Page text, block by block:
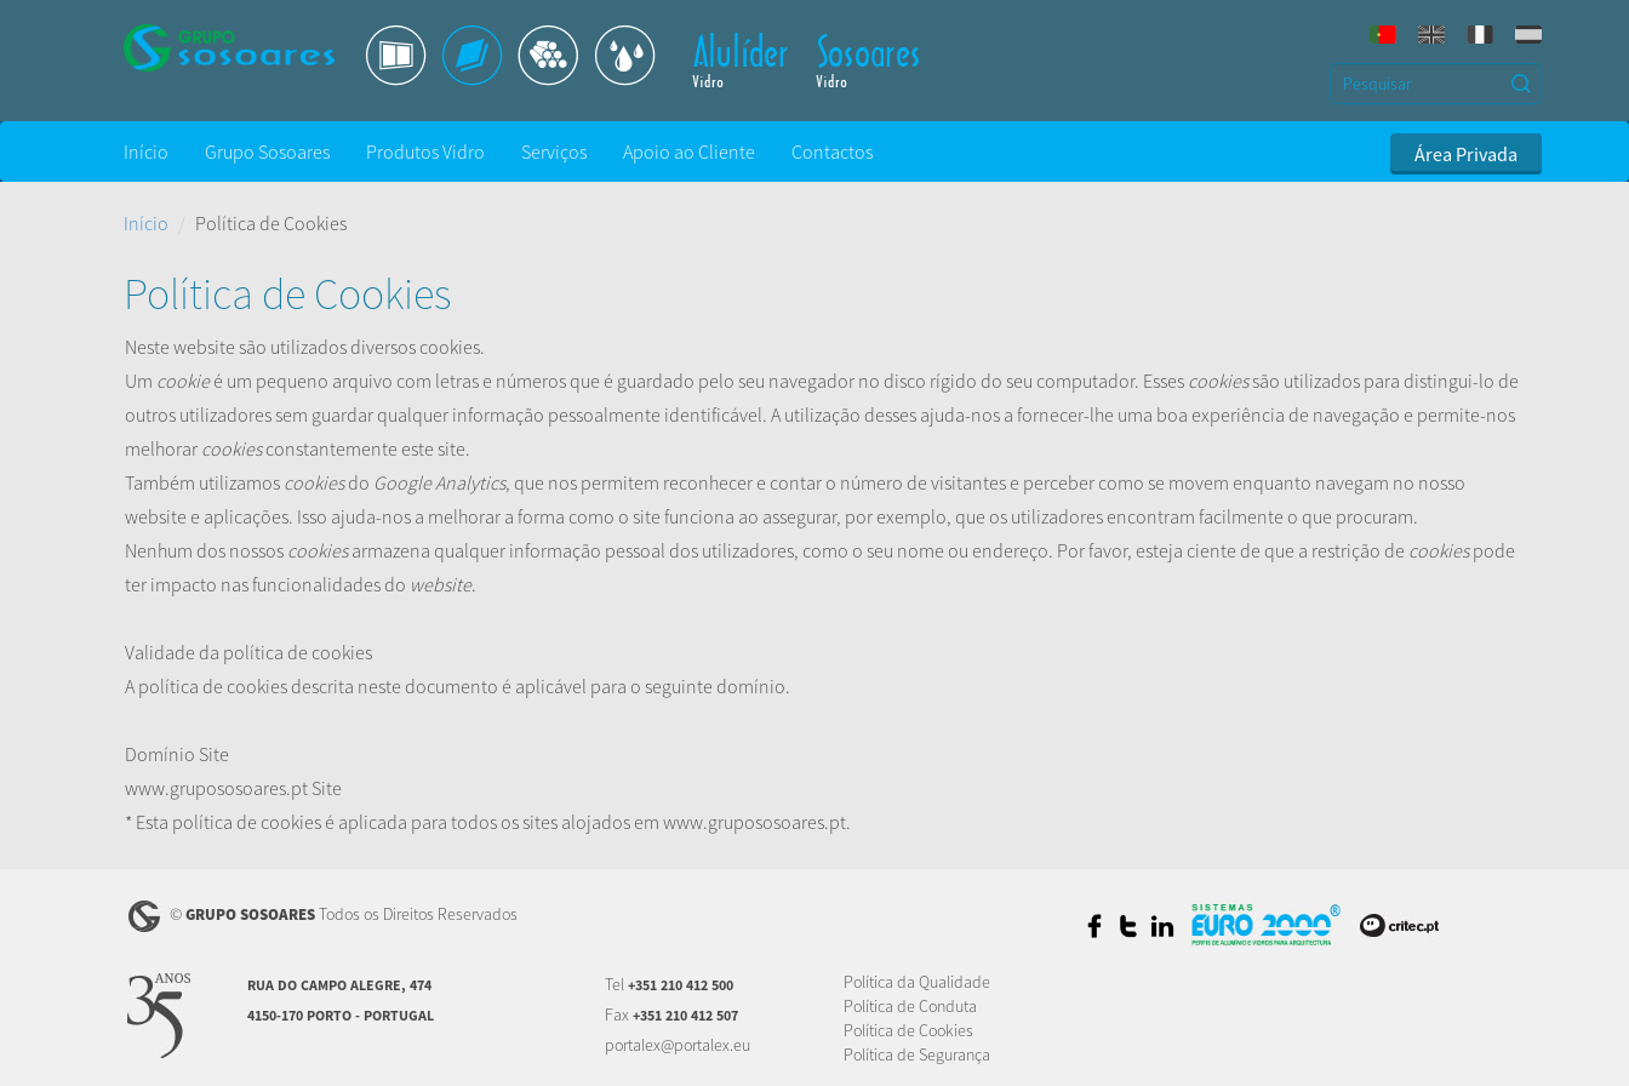
Área Privada
Início Grupo Sosoares Produtos Vidro Serviços Apoio ao Cliente Contactos
Início Política de Cookies
Política de Cookies
Neste website são utilizados diversos cookies.
Um cookieé um pequeno arquivo com letras e números que é guardado pelo seu navegador no disco rígido do seu computador. Esses cookiessão utilizados para distingui-lo de
outros utilizadores sem guardar qualquer informação pessoalmente identificável. A utilização desses ajuda-nos a fornecer-lhe uma boa experiência de navegação e permite-nos
melhorar cookiesconstantemente este site.
Também utilizamos cookiesdo Google Analytics, que nos permitem reconhecer e contar o número de visitantes e perceber como se movem enquanto navegam no nosso
website e aplicações. Isso ajuda-nos a melhorar a forma como o site funciona ao assegurar, por exemplo, que os utilizadores encontram facilmente o que procuram.
Nenhum dos nossos cookiesarmazena qualquer informação pessoal dos utilizadores, como o seu nome ou endereço. Por favor, esteja ciente de que a restrição de cookiespode
ter impacto nas funcionalidades do website.
Validade da política de cookies
A política de cookies descrita neste documento é aplicável para o seguinte domínio.
Domínio Site
www.grupososoares.pt Site
* Esta política de cookies é aplicada para todos os sites alojados em www.grupososoares.pt.
©GRUPO SOSOARESTodos os Direitos Reservados
RUA DO CAMPO ALEGRE, 474
4150-170 PORTO - PORTUGAL
Tel +351 210 412 500
Fax +351 210 412 507
portalex@portalex.eu
Política da Qualidade
Política de Conduta
Política de Cookies
Política de Segurança